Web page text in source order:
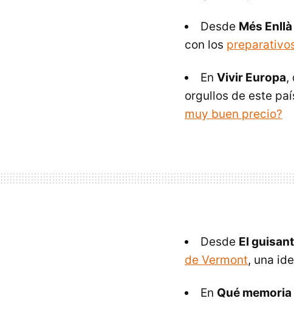
Desde Més Enllà
con los
En Vivir Europa,
orgullos de este
muy buen precio?
Desde El
de Vermont, una
En Qué memoria